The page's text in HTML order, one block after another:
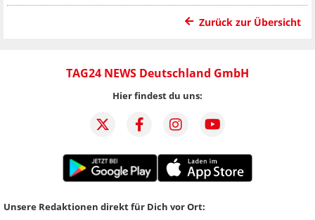
Zurück zur Übersicht
TAG24 NEWS Deutschland GmbH
Hier findest du uns:
Unsere Redaktionen direkt für Dich vor Ort: